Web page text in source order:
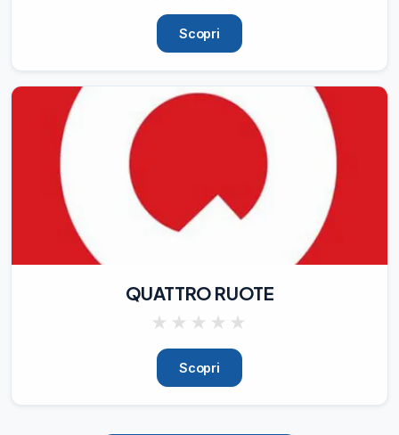
Scopri
QUATTRO RUOTE
★ ★ ★ ★ ★
Scopri